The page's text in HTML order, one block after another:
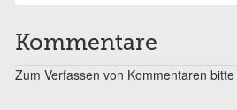
Kommentare
Zum Verfassen von Kommentaren bitte